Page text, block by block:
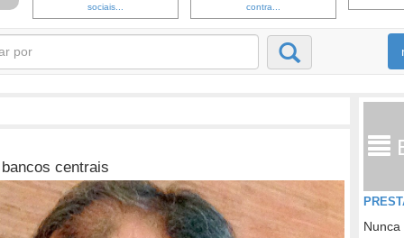
sociais...
contra...
centrais